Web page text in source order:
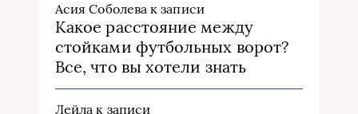
Асия Соболева к записи
Какое расстояние между
стойками футбольных ворот?
Все, что вы хотели знать
Лейла к записи